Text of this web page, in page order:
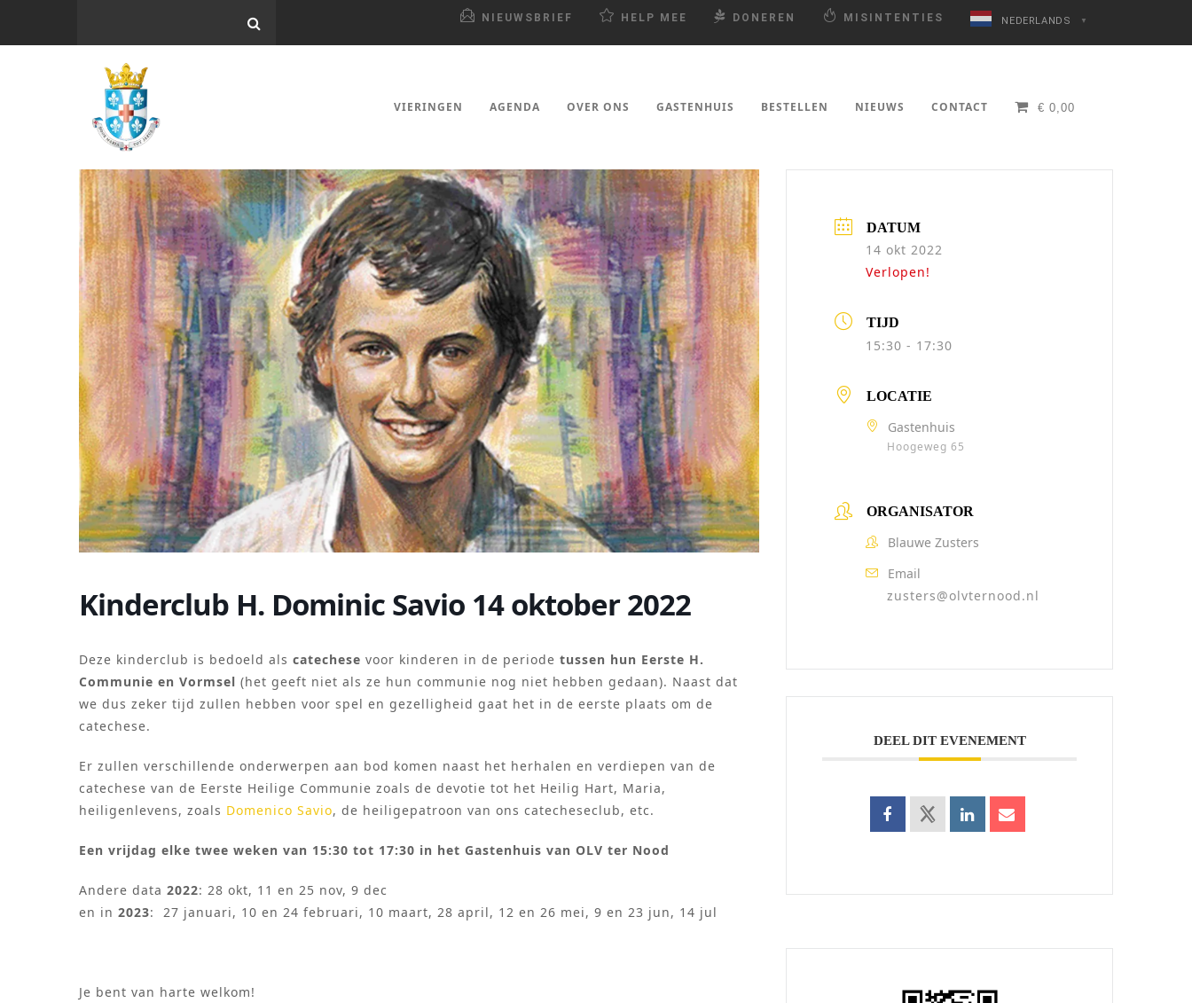
NIEUWSBRIEF HELP MEE DONEREN MISINTENTIES NEDERLANDS ▼
VIERINGEN AGENDA OVER ONS GASTENHUIS BESTELLEN NIEUWS CONTACT € 0,00
Kinderclub H. Dominic Savio 14 oktober 2022
Deze kinderclub is bedoeld als catechese voor kinderen in de periode tussen hun Eerste H.
Communie en Vormsel (het geeft niet als ze hun communie nog niet hebben gedaan). Naast dat
we dus zeker tijd zullen hebben voor spel en gezelligheid gaat het in de eerste plaats om de
catechese.
Er zullen verschillende onderwerpen aan bod komen naast het herhalen en verdiepen van de
catechese van de Eerste Heilige Communie zoals de devotie tot het Heilig Hart, Maria,
heiligenlevens, zoals Domenico Savio, de heiligepatroon van ons catecheseclub, etc.
Een vrijdag elke twee weken van 15:30 tot 17:30 in het Gastenhuis van OLV ter Nood
Andere data 2022: 28 okt, 11 en 25 nov, 9 dec
en in 2023: 27 januari, 10 en 24 februari, 10 maart, 28 april, 12 en 26 mei, 9 en 23 jun, 14 jul
Je bent van harte welkom!
DATUM
14 okt 2022
Verlopen!
TIJD
15:30 - 17:30
LOCATIE
Gastenhuis
Hoogeweg 65
ORGANISATOR
Blauwe Zusters
Email
zusters@olvternood.nl
DEEL DIT EVENEMENT